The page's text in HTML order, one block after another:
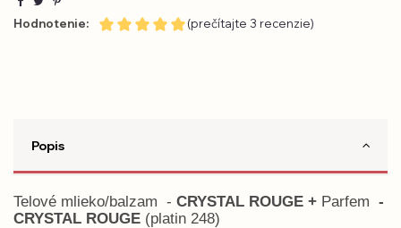
Hodnotenie: (prečítajte 3 recenzie)
Popis
Telové mlieko/balzam - CRYSTAL ROUGE + Parfem -
CRYSTAL ROUGE (platin 248)